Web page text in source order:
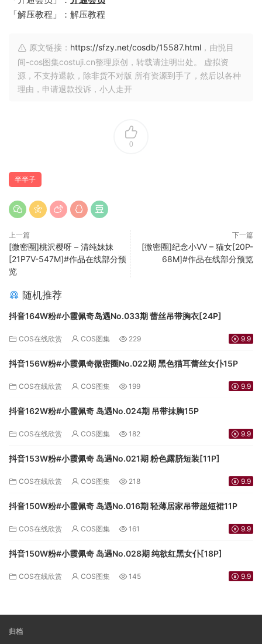
「解压教程」：解压教程
原文链接： https://sfzy.net/cosdb/15587.html ，由悦目
间-cos图集costuji.cn整理原创，转载请注明出处。 虚拟资
源，不支持退款，除非货不对版 所有资源到手了，然后以各种
理由，申请退款投诉，小人走开
0
半半子
上一篇
[微密圈]桃沢樱呀 – 清纯妹妹
[21P7V-547M]#作品在线部分预
览
下一篇
[微密圈]纪念小VV – 猫女[20P-
68M]#作品在线部分预览
随机推荐
抖音164W粉#小霞佩奇岛遇No.033期 蕾丝吊带胸衣[24P]
COS在线欣赏 COS图集 229 9.9
抖音156W粉#小霞佩奇微密圈No.022期 黑色猫耳蕾丝女仆15P
COS在线欣赏 COS图集 199 9.9
抖音162W粉#小霞佩奇 岛遇No.024期 吊带抹胸15P
COS在线欣赏 COS图集 182 9.9
抖音153W粉#小霞佩奇 岛遇No.021期 粉色露脐短装[11P]
COS在线欣赏 COS图集 218 9.9
抖音150W粉#小霞佩奇 岛遇No.016期 轻薄居家吊带超短裙11P
COS在线欣赏 COS图集 161 9.9
抖音150W粉#小霞佩奇 岛遇No.028期 纯欲红黑女仆[18P]
COS在线欣赏 COS图集 145 9.9
归档